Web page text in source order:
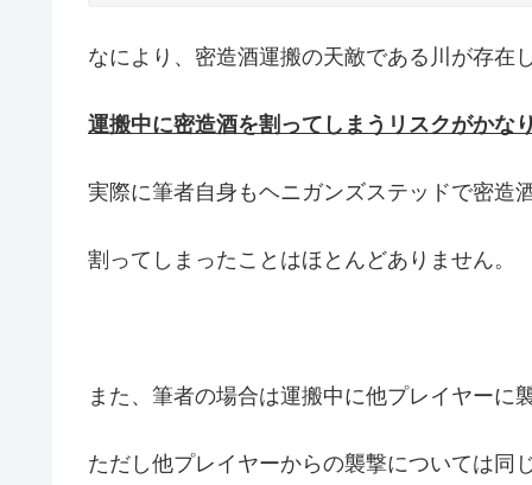
なにより、密造酒運搬の天敵である川が存在
運搬中に密造酒を割ってしまうリスクがかな
実際に筆者自身もヘニガンズステッドで密造
割ってしまったことはほとんどありません。
また、筆者の場合は運搬中に他プレイヤーに
ただし他プレイヤーからの襲撃については同